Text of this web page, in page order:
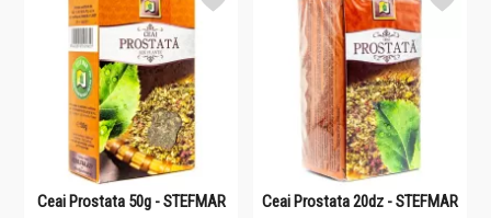
Ceai Prostata 50g - STEFMAR Ceai Prostata 20dz - STEFMAR